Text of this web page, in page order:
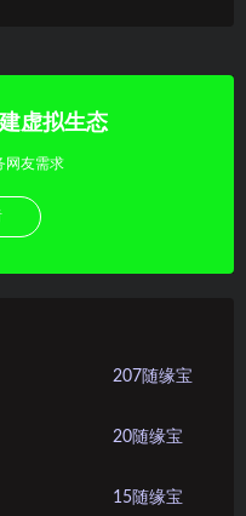
虚拟生态
网友需求
207 随缘宝
20随缘宝
15随缘宝